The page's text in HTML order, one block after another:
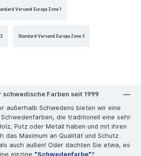
Versand Europa Zone 1
Standard Versand Europa Zone 3
Farben seit 1999
außerhalb Schwedens bieten wir eine
die traditionell eine sehr
Putz oder Metall haben und mit ihren
das Maximum an Qualität und Schutz
auch außen! Oder dachten Sie etwa, es
einzige "Schwedenfarbe"?